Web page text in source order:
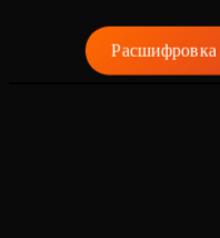
Расшифровка